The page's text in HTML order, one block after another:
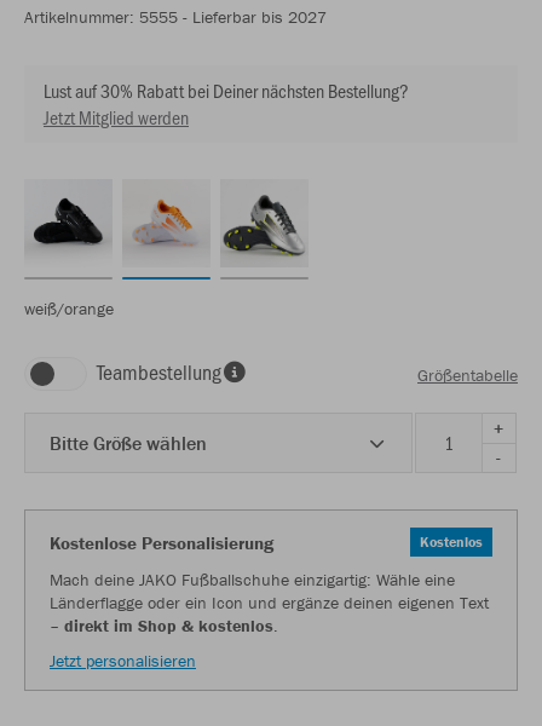
Artikelnummer: 5555 - Lieferbar bis 2027
Lust auf 30% Rabatt bei Deiner nächsten Bestellung?
Jetzt Mitglied werden
weiß/orange
Teambestellung Größentabelle
Bitte Größe wählen
+
-
Kostenlose Personalisierung Kostenlos
Mach deine JAKO Fußballschuhe einzigartig: Wähle eine
Länderflagge oder ein Icon und ergänze deinen eigenen Text
– direkt im Shop & kostenlos.
Jetzt personalisieren